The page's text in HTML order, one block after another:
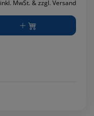
inkl. MwSt. & zzgl. Versand